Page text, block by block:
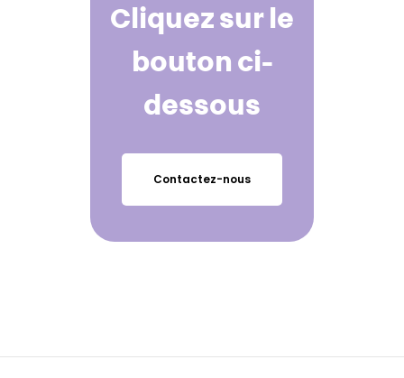
Cliquez sur le
bouton ci-
dessous
Contactez-nous